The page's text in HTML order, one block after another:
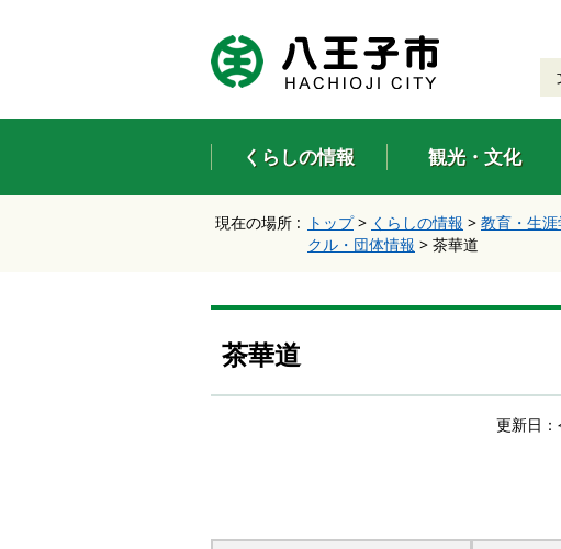
ン
タ
ー
キ
ナ
ビ
ョ
を
キ
くらしの情報 観光・文化
現在の場所 : トップ> くらしの情報 > 教育・生
クル・団体情報 > 茶華道
茶華道
更新日：